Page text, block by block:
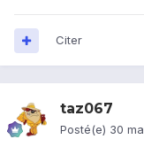
Citer
taz067
Posté(e) 30